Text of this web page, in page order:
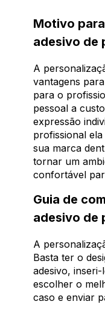
Motivo
adesivo de
A
vantagens
para o
pessoal a
expressão
profissional
sua marca
tornar um
confortável
Guia de
adesivo de
A
Basta ter o
adesivo,
escolher o
caso e enviar